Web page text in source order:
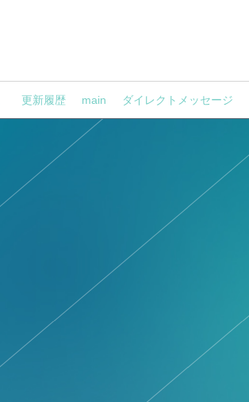
更新履歴 main ダイレクトメッセージ